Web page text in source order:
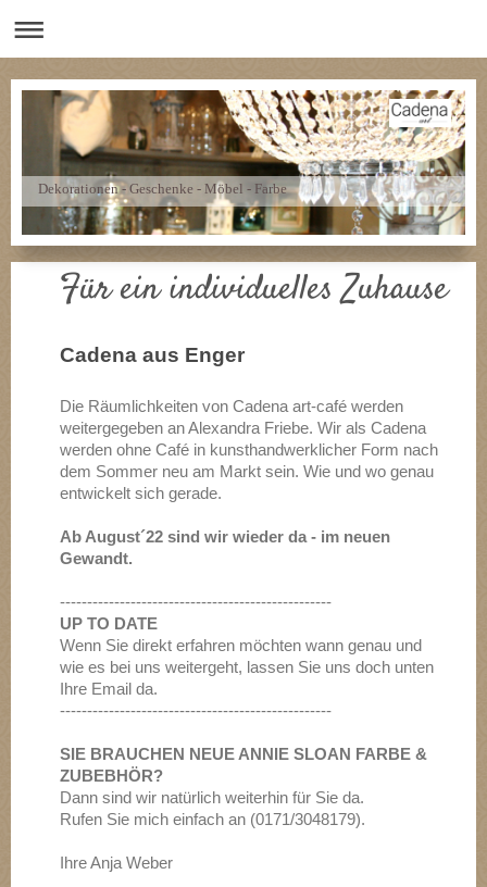
Dekorationen - Geschenke - Möbel - Farbe
Für ein individuelles Zuhause
Cadena aus Enger
Die Räumlichkeiten von Cadena art-café werden
weitergegeben an Alexandra Friebe. Wir als Cadena
werden ohne Café in kunsthandwerklicher Form nach
dem Sommer neu am Markt sein. Wie und wo genau
entwickelt sich gerade.
Ab August´22 sind wir wieder da - im neuen
Gewandt.
--------------------------------------------------
UP TO DATE
Wenn Sie direkt erfahren möchten wann genau und
wie es bei uns weitergeht, lassen Sie uns doch unten
Ihre Email da.
--------------------------------------------------
SIE BRAUCHEN NEUE ANNIE SLOAN FARBE &
ZUBEBHÖR?
Dann sind wir natürlich weiterhin für Sie da.
Rufen Sie mich einfach an (0171/3048179).
Ihre Anja Weber